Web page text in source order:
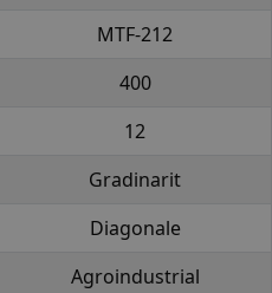
MTF-212
400
12
Gradinarit
Diagonale
Agroindustrial